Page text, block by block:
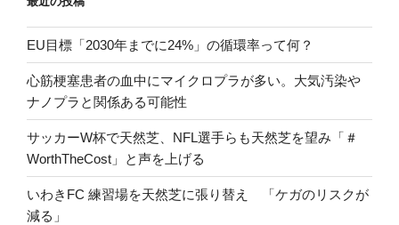
EU目標「2030年までに24%」の循環率って何？
心筋梗塞患者の血中にマイクロプラが多い。大気汚染や
ナノプラと関係ある可能性
サッカーW杯で天然芝、NFL選手らも天然芝を望み「＃
WorthTheCost」と声を上げる
いわきFC 練習場を天然芝に張り替え 「ケガのリスクが
減る」